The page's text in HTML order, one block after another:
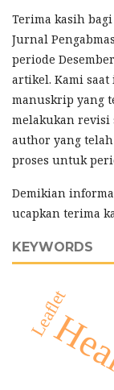
Terima kasih
Jurnal
periode
artikel. Kami
manuskrip yang
melakukan revisi
author yang
proses untuk
Demikian
ucapkan terima
KEYWORDS
Leaflet